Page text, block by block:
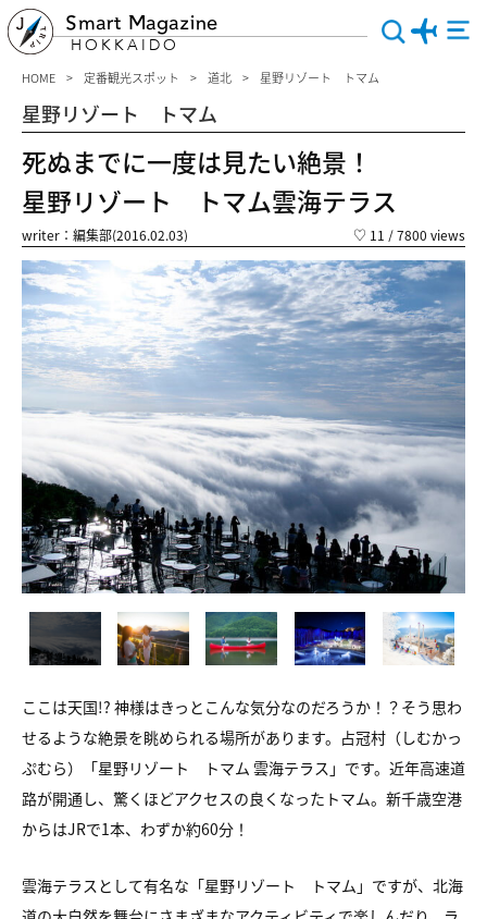
Smart Magazine
HOKKAIDO
HOME 定番観光スポット 道北 星野リゾート トマム
星野リゾート トマム
死ぬまでに一度は見たい絶景！
星野リゾート トマム雲海テラス
writer：編集部(2016.02.03) ♡ 11 / 7800 views
ここは天国!? 神様はきっとこんな気分なのだろうか！？そう思わ
せるような絶景を眺められる場所があります。占冠村（しむかっ
ぷむら）「星野リゾート トマム 雲海テラス」です。近年高速道
路が開通し、驚くほどアクセスの良くなったトマム。新千歳空港
からはJRで1本、わずか約60分！
雲海テラスとして有名な「星野リゾート トマム」ですが、北海